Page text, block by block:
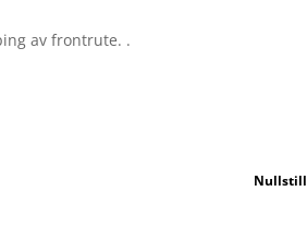
av frontrute. .
Nullstill